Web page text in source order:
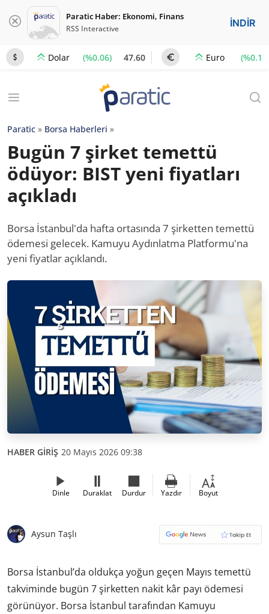
Paratic Haber: Ekonomi, Finans
RSS Interactive İNDİR
Dolar (%0.06) 47.60 Euro (%0.1)
Paratic » Borsa Haberleri »
Bugün 7 şirket temettü
ödüyor: BIST yeni fiyatları
açıkladı
Borsa İstanbul'da hafta ortasında 7 şirketten temettü
ödemesi gelecek. Kamuyu Aydınlatma Platformu'na
yeni fiyatlar açıklandı.
HABER GİRİŞ 20 Mayıs 2026 09:38
Dinle Duraklat Durdur Yazdır Boyut
Aysun Taşlı
Borsa İstanbul’da oldukça yoğun geçen Mayıs temettü
takviminde bugün 7 şirketten nakit kâr payı ödemesi
görünüyor. Borsa İstanbul tarafından Kamuyu